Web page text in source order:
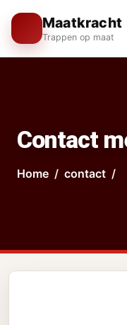
Maatkracht
Trappen op maat
Contact
Home contact